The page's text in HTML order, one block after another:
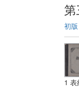
初版
1 表